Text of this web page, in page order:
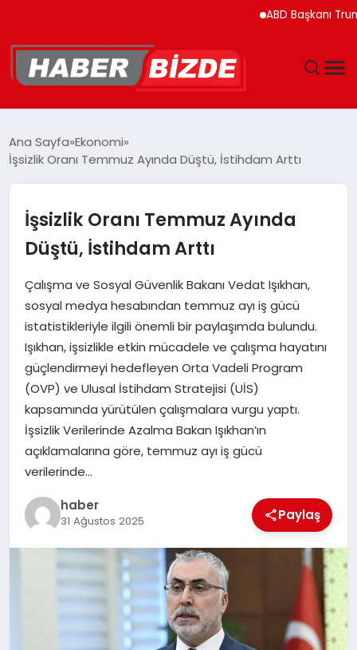
ABD Başkanı
EKONOMI
EĞITIM
MAGAZIN
SPOR
TEKNOLOJI
Ana Sayfa Ekonomi
İşsizlik Oranı Temmuz Ayında Düştü, İstihdam Arttı
İşsizlik Oranı Temmuz Ayında
Düştü, İstihdam Arttı
Çalışma ve Sosyal Güvenlik Bakanı Vedat Işıkhan,
sosyal medya hesabından temmuz ayı iş gücü
istatistikleriyle ilgili önemli bir paylaşımda bulundu.
Işıkhan, işsizlikle etkin mücadele ve çalışma hayatını
güçlendirmeyi hedefleyen Orta Vadeli Program
(OVP) ve Ulusal İstihdam Stratejisi (UİS)
kapsamında yürütülen çalışmalara vurgu yaptı.
İşsizlik Verilerinde Azalma Bakan Işıkhan’ın
açıklamalarına göre, temmuz ayı iş gücü
verilerinde…
haber
31 Ağustos 2025 Paylaş